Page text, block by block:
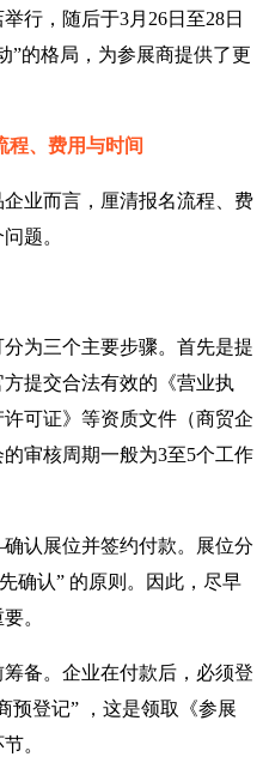
行，随后于3月26日至28日
”的格局，为参展商提供了更
程、费用与时间
业而言，厘清报名流程、费
题。
为三个主要步骤。首先是提
提交合法有效的《营业执
可证》等资质文件（商贸企
审核周期一般为3至5个工作
认展位并签约付款。展位分
确认” 的原则。因此，尽早
。
备。企业在付款后，必须登
预登记” ，这是领取《参展
。